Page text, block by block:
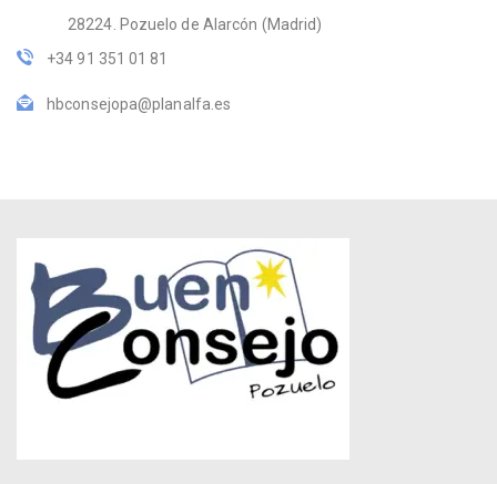
28224. Pozuelo de Alarcón (Madrid)
+34 91 351 01 81
hbconsejopa@planalfa.es